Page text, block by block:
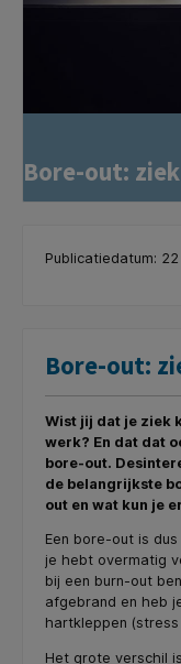
Bore-out:
Publicatiedatum:
Bore-out:
Wist jij dat je ziek
werk? En dat dat
bore-out.
de belangrijkste
out en wat kun je
Een bore-out is
je hebt overmatig
bij een burn-out
afgebrand en heb
hartkleppen (stress
Het grote verschil